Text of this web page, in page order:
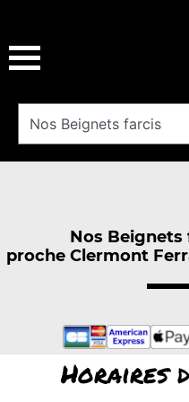
Nos
proche Clermont
Horaires